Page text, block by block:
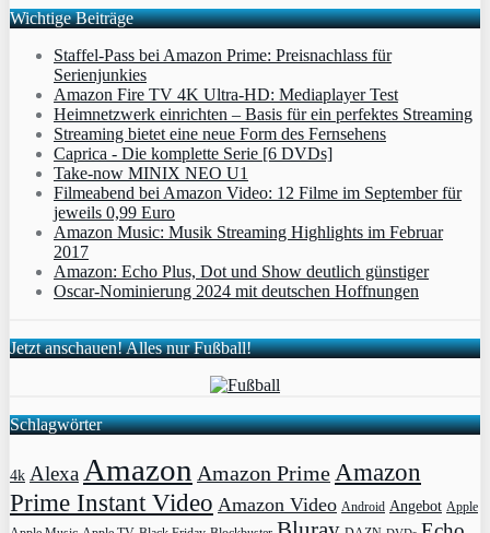
Wichtige Beiträge
Staffel-Pass bei Amazon Prime: Preisnachlass für
Serienjunkies
Amazon Fire TV 4K Ultra-HD: Mediaplayer Test
Heimnetzwerk einrichten – Basis für ein perfektes Streaming
Streaming bietet eine neue Form des Fernsehens
Caprica - Die komplette Serie [6 DVDs]
Take-now MINIX NEO U1
Filmeabend bei Amazon Video: 12 Filme im September für
jeweils 0,99 Euro
Amazon Music: Musik Streaming Highlights im Februar
2017
Amazon: Echo Plus, Dot und Show deutlich günstiger
Oscar-Nominierung 2024 mit deutschen Hoffnungen
Jetzt anschauen! Alles nur Fußball!
Schlagwörter
4k Alexa Amazon Amazon PrimeAmazon
Prime Instant Video Amazon Video Android Angebot Apple